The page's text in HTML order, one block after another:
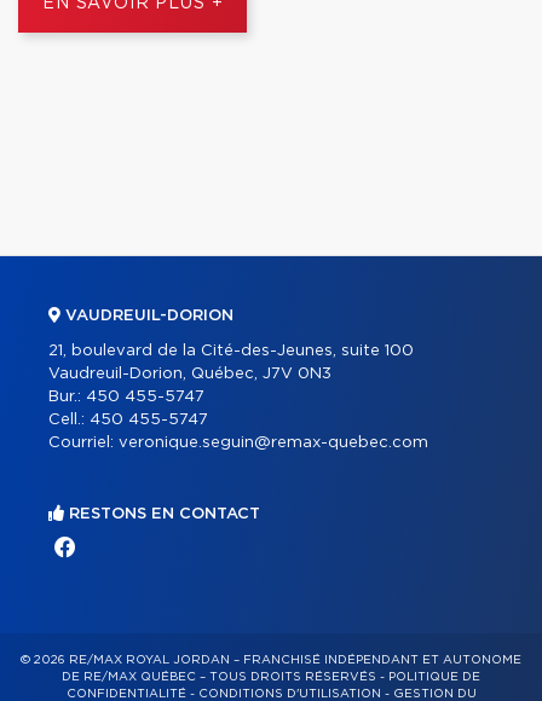
EN SAVOIR PLUS +
VAUDREUIL-DORION
21, boulevard de la Cité-des-Jeunes, suite 100
Vaudreuil-Dorion, Québec, J7V 0N3
Bur.: 450 455-5747
Cell.: 450 455-5747
Courriel: veronique.seguin@remax-quebec.com
RESTONS EN CONTACT
© 2026 RE/MAX ROYAL JORDAN – FRANCHISÉ INDÉPENDANT ET AUTONOME
DE RE/MAX QUÉBEC – TOUS DROITS RÉSERVÉS - POLITIQUE DE
CONFIDENTIALITÉ- CONDITIONS D'UTILISATION - GESTION DU